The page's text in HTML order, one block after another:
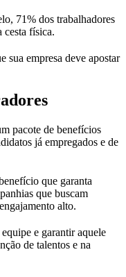
71% dos trabalhadores
física.
sua empresa deve apostar
pacote de benefícios
já empregados e de
que garanta
que buscam
alto.
e garantir aquele
de talentos e na